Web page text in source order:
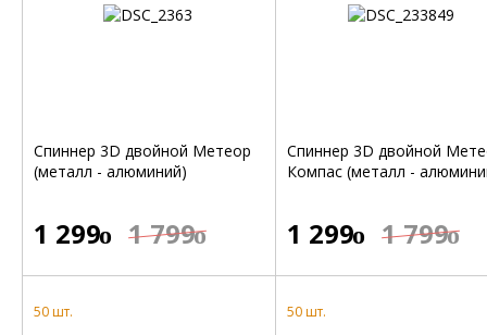
Спиннер 3D двойной Метеор
(металл - алюминий)
1 299
o 1 799o
Спиннер 3D двойной
Компас (металл -
1 299
o 1 799o
50 шт. 50 шт.